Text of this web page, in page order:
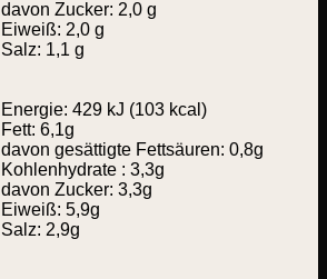
davon Zucker: 2,0 g
Eiweiß: 2,0 g
Salz: 1,1 g
Energie: 429 kJ (103 kcal)
Fett: 6,1g
davon gesättigte Fettsäuren: 0,8g
Kohlenhydrate : 3,3g
davon Zucker: 3,3g
Eiweiß: 5,9g
Salz: 2,9g